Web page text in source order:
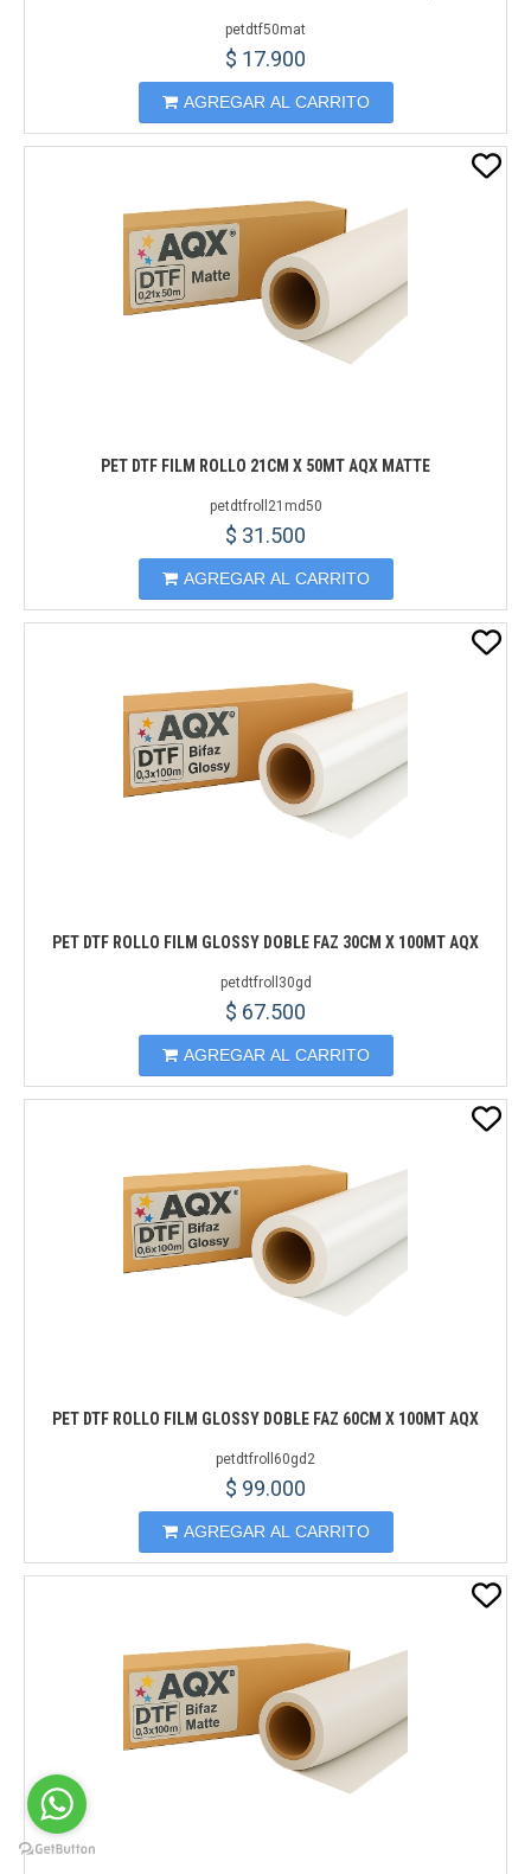
petdtf50mat
$ 17.900
AGREGAR AL CARRITO
PET DTF FILM ROLLO 21CM X 50MT AQX MATTE
petdtfroll21md50
$ 31.500
AGREGAR AL CARRITO
PET DTF ROLLO FILM GLOSSY DOBLE FAZ 30CM X 100MT AQX
petdtfroll30gd
$ 67.500
AGREGAR AL CARRITO
PET DTF ROLLO FILM GLOSSY DOBLE FAZ 60CM X 100MT AQX
petdtfroll60gd2
$ 99.000
AGREGAR AL CARRITO